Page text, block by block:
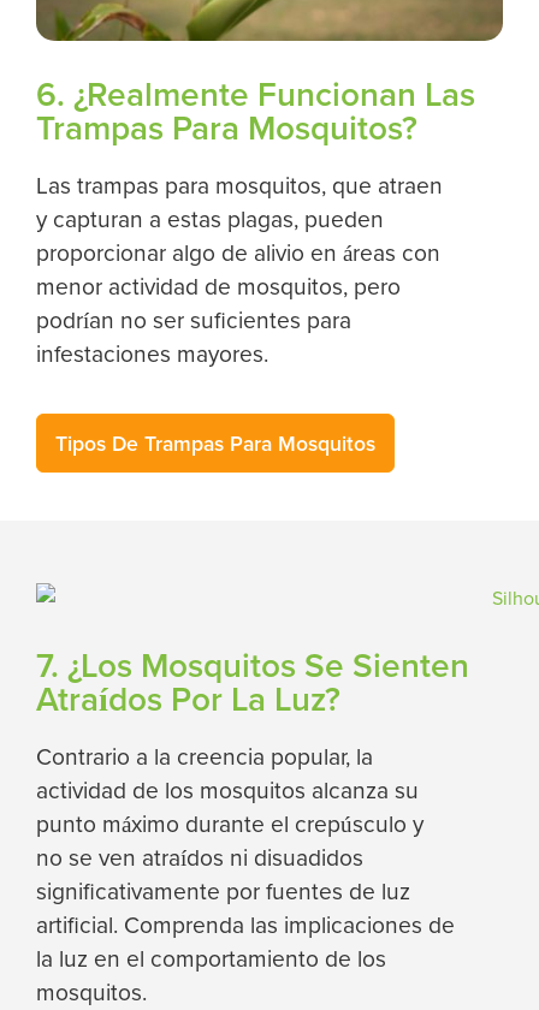
6. ¿Realmente Funcionan Las
Trampas Para Mosquitos?
Las trampas para mosquitos, que atraen
y capturan a estas plagas, pueden
proporcionar algo de alivio en áreas con
menor actividad de mosquitos, pero
podrían no ser suficientes para
infestaciones mayores.
Tipos De Trampas Para Mosquitos
7. ¿Los Mosquitos Se Sienten
Atraídos Por La Luz?
Contrario a la creencia popular, la
actividad de los mosquitos alcanza su
punto máximo durante el crepúsculo y
no se ven atraídos ni disuadidos
significativamente por fuentes de luz
artificial. Comprenda las implicaciones de
la luz en el comportamiento de los
mosquitos.